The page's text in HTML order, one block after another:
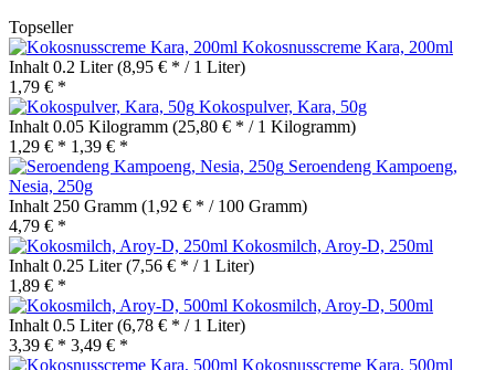
Topseller
Kokosnusscreme Kara, 200ml
Inhalt 0.2 Liter(8,95 € * / 1 Liter)
1,79 € *
Kokospulver, Kara, 50g
Inhalt 0.05 Kilogramm (25,80 € * / 1 Kilogramm)
1,29 € * 1,39 € *
Seroendeng Kampoeng,
Nesia, 250g
Inhalt 250 Gramm (1,92 € * / 100 Gramm)
4,79 € *
Kokosmilch, Aroy-D, 250ml
Inhalt 0.25 Liter(7,56 € * / 1 Liter)
1,89 € *
Kokosmilch, Aroy-D, 500ml
Inhalt 0.5 Liter(6,78 € * / 1 Liter)
3,39 € * 3,49 € *
Kokosnusscreme Kara, 500ml